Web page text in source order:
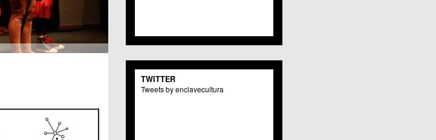
TWITTER
Tweets by enclavecultura